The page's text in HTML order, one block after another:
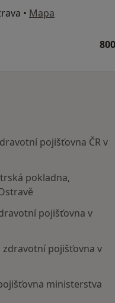
• Mapa
pojišťovna ČR v
pokladna,
pojišťovna v
zdravotní pojišťovna v
ministerstva